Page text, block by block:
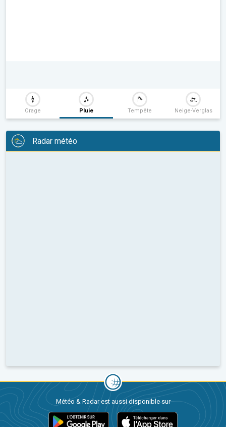
Orage Pluie Tempête Neige-Verglas
Radar météo
Météo & Radar est aussi disponible sur